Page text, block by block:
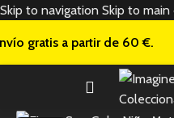
Skip to navigation Skip to
gratis a partir de 60 €.